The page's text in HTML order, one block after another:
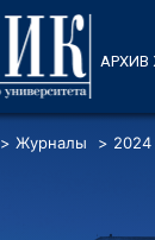
АРХИВ
> Журналы > 2024